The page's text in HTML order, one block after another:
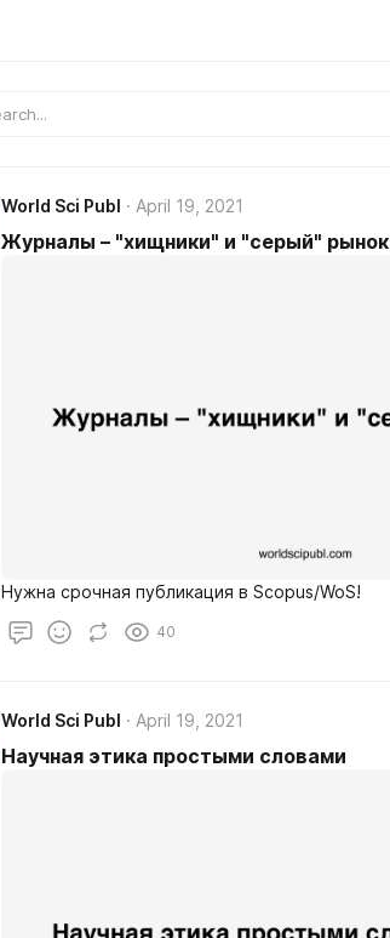
World Sci Publ April 19, 2021
Журналы – "хищники" и "серый" рынок
Нужна срочная публикация в Scopus/WoS!
40
World Sci Publ April 19, 2021
Научная этика простыми словами